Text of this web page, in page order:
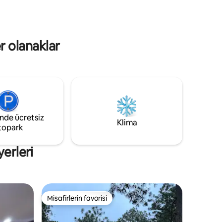
olanaklar
ücretsiz
Klima
arasındaMisafirlerin favorisi
Misafirlerin favorisi